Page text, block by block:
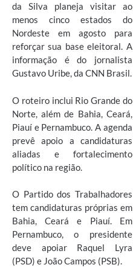
da Silva planeja visitar ao
menos cinco estados do
Nordeste em agosto para
reforçar sua base eleitoral. A
informação é do jornalista
Gustavo Uribe, da CNN Brasil.
O roteiro inclui Rio Grande do
Norte, além de Bahia, Ceará,
Piauí e Pernambuco. A agenda
prevê apoio a candidaturas
aliadas e fortalecimento
político na região.
O Partido dos Trabalhadores
tem candidaturas próprias em
Bahia, Ceará e Piauí. Em
Pernambuco, o presidente
deve apoiar Raquel Lyra
(PSD) e João Campos (PSB).